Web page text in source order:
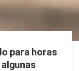
para horas